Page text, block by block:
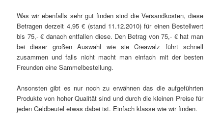
Was wir ebenfalls sehr gut finden sind die Versandkosten, diese
Betragen derzeit 4,95 € (stand 11.12.2010) für einen Bestellwert
bis 75,- € danach entfallen diese. Den Betrag von 75,- € hat man
bei dieser großen Auswahl wie sie Creawalz führt schnell
zusammen und falls nicht macht man einfach mit der besten
Freunden eine Sammelbestellung.
Ansonsten gibt es nur noch zu erwähnen das die aufgeführten
Produkte von hoher Qualität sind und durch die kleinen Preise für
jeden Geldbeutel etwas dabei ist. Einfach klasse wie wir finden.